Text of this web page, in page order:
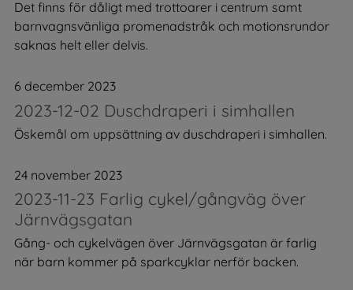
Det finns för dåligt med trottoarer i centrum samt
barnvagnsvänliga promenadstråk och motionsrundor
saknas helt eller delvis.
6 december 2023
2023-12-02 Duschdraperi i simhallen
Öskemål om uppsättning av duschdraperi i simhallen.
24 november 2023
2023-11-23 Farlig cykel/gångväg över
Järnvägsgatan
Gång- och cykelvägen över Järnvägsgatan är farlig
när barn kommer på sparkcyklar nerför backen.